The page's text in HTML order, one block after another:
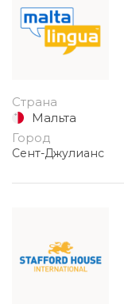
Страна
Мальта
Город
Сент-Джулианс